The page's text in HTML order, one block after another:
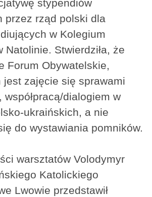
stypendiów
przez rząd polski dla
w Kolegium
Natolinie. Stwierdziła, że
Forum Obywatelskie,
jest zajęcie się sprawami
dialogiem w
ukraińskich, a nie
do wystawiania pomników.
warsztatów Volodymyr
Katolickiego
Lwowie przedstawił